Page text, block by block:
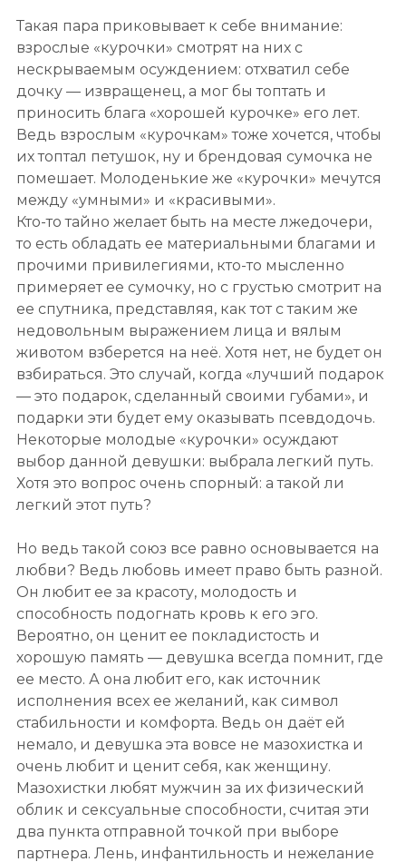
Такая пара приковывает к себе внимание:
взрослые «курочки» смотрят на них с
нескрываемым осуждением: отхватил себе
дочку — извращенец, а мог бы топтать и
приносить блага «хорошей курочке» его лет.
Ведь взрослым «курочкам» тоже хочется, чтобы
их топтал петушок, ну и брендовая сумочка не
помешает. Молоденькие же «курочки» мечутся
между «умными» и «красивыми».
Кто-то тайно желает быть на месте лжедочери,
то есть обладать ее материальными благами и
прочими привилегиями, кто-то мысленно
примеряет ее сумочку, но с грустью смотрит на
ее спутника, представляя, как тот с таким же
недовольным выражением лица и вялым
животом взберется на неё. Хотя нет, не будет он
взбираться. Это случай, когда «лучший подарок
— это подарок, сделанный своими губами», и
подарки эти будет ему оказывать псевдодочь.
Некоторые молодые «курочки» осуждают
выбор данной девушки: выбрала легкий путь.
Хотя это вопрос очень спорный: а такой ли
легкий этот путь?
Но ведь такой союз все равно основывается на
любви? Ведь любовь имеет право быть разной.
Он любит ее за красоту, молодость и
способность подогнать кровь к его эго.
Вероятно, он ценит ее покладистость и
хорошую память — девушка всегда помнит, где
ее место. А она любит его, как источник
исполнения всех ее желаний, как символ
стабильности и комфорта. Ведь он даёт ей
немало, и девушка эта вовсе не мазохистка и
очень любит и ценит себя, как женщину.
Мазохистки любят мужчин за их физический
облик и сексуальные способности, считая эти
два пункта отправной точкой при выборе
партнера. Лень, инфантильность и нежелание